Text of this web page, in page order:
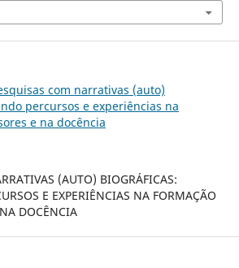
com narrativas (auto)
percursos e experiências na
e na docência
(AUTO) BIOGRÁFICAS:
E EXPERIÊNCIAS NA FORMAÇÃO
DOCÊNCIA